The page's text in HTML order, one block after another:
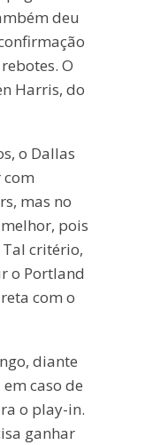
deu
O
Harris, do
o Dallas
mas no
pois
critério,
o Portland
com o
diante
caso de
o play-in.
ganhar